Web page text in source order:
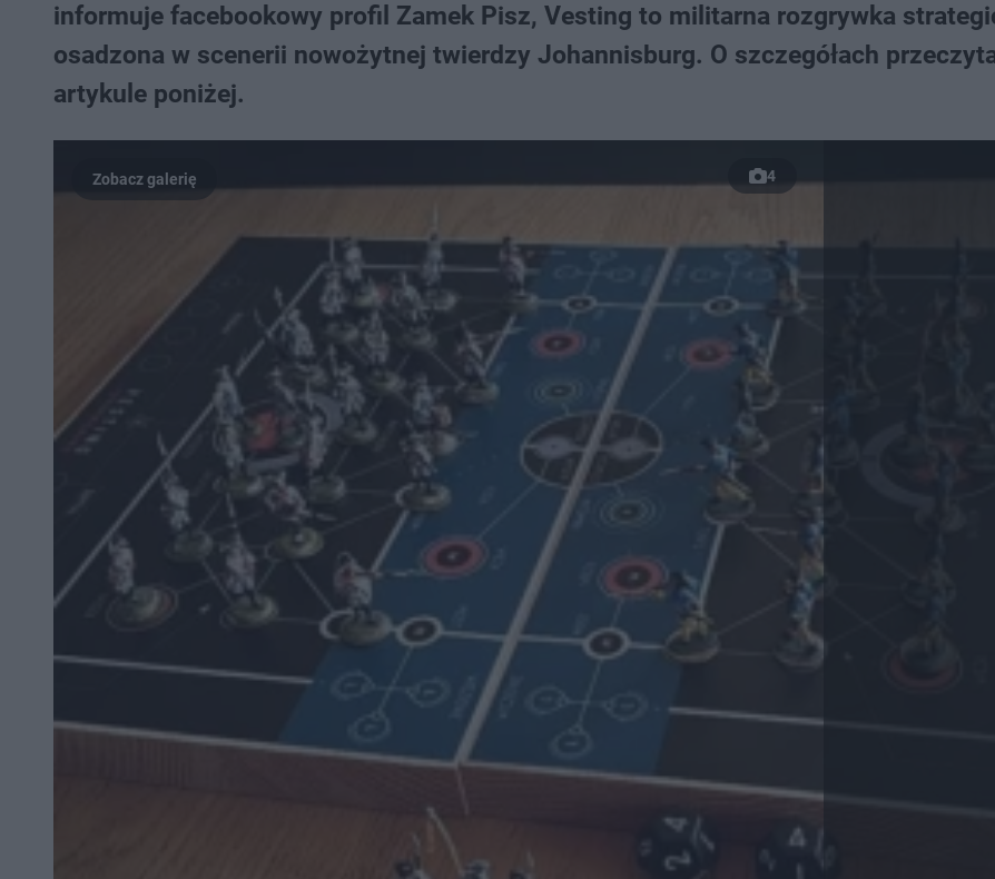
informuje facebookowy profil Zamek Pisz, Vesting to militarna rozgrywka
osadzona w scenerii nowożytnej twierdzy Johannisburg. O szczegółach
artykule poniżej.
4